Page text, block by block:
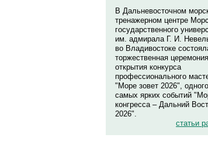
В Дальневосточном
тренажерном центре
государственного
им. адмирала Г. И.
во Владивостоке
торжественная церемония
открытия конкурса
профессионального
"Море зовет 2026",
самых ярких событий
конгресса – Дальний
2026".
статьи